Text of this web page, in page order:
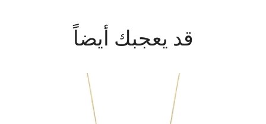
قد يعجبك أيضاً